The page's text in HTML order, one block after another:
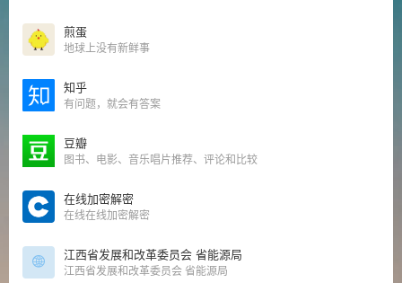
煎蛋
地球上没有新鲜事
知乎
有问题，就会有答案
豆瓣
图书、电影、音乐唱片推荐、评论和比较
在线加密解密
在线在线加密解密
江西省发展和改革委员会 省能源局
江西省发展和改革委员会 省能源局